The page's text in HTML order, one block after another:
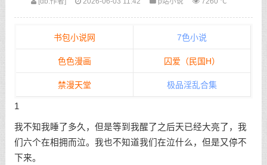
书包小说网 7色小说
色色漫画 囚爱（民国H）
禁漫天堂 极品淫乱合集
1
我不知我睡了多久，但是等到我醒了之后天已经大亮了，我
们六个在相拥而泣。我也不知道我们在泣什么，但是又停不
下来。